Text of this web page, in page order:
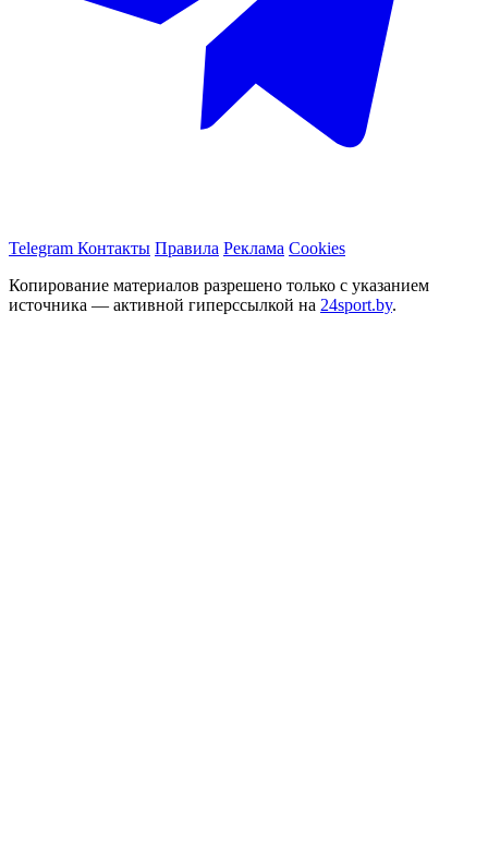
Telegram Контакты Правила Реклама Cookies
Копирование материалов разрешено только с указанием
источника — активной гиперссылкой на 24sport.by.